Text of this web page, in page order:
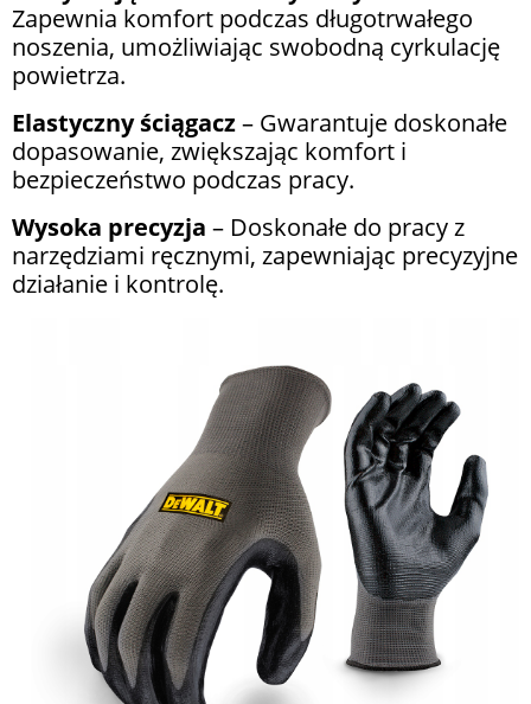
Zapewnia komfort podczas długotrwałego
noszenia, umożliwiając swobodną cyrkulację
powietrza.
Elastyczny ściągacz– Gwarantuje doskonałe
dopasowanie, zwiększając komfort i
bezpieczeństwo podczas pracy.
Wysoka precyzja – Doskonałe do pracy z
narzędziami ręcznymi, zapewniając precyzyjne
działanie i kontrolę.